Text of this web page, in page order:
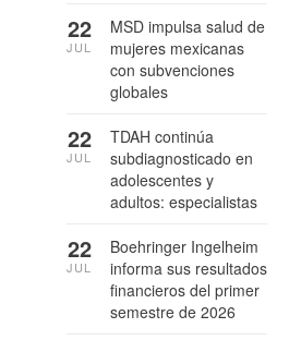
MSD impulsa salud de
mujeres mexicanas
con subvenciones
globales
22
JUL
TDAH continúa
subdiagnosticado en
adolescentes y
adultos: especialistas
22
JUL
Boehringer Ingelheim
informa sus resultados
financieros del primer
semestre de 2026
22
JUL